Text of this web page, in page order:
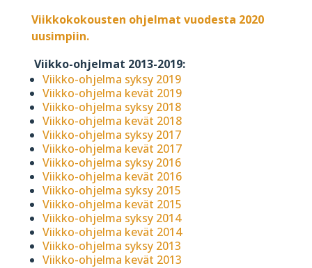
Viikkokokousten ohjelmat vuodesta 2020
uusimpiin.
Viikko-ohjelmat 2013-2019:
Viikko-ohjelma syksy 2019
Viikko-ohjelma kevät 2019
Viikko-ohjelma syksy 2018
Viikko-ohjelma kevät 2018
Viikko-ohjelma syksy 2017
Viikko-ohjelma kevät 2017
Viikko-ohjelma syksy 2016
Viikko-ohjelma kevät 2016
Viikko-ohjelma syksy 2015
Viikko-ohjelma kevät 2015
Viikko-ohjelma syksy 2014
Viikko-ohjelma kevät 2014
Viikko-ohjelma syksy 2013
Viikko-ohjelma kevät 2013